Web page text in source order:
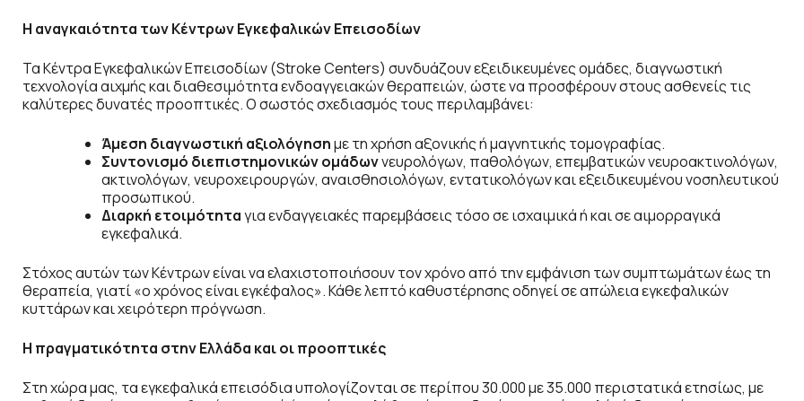
Η αναγκαιότητα των Κέντρων Εγκεφαλικών Επεισοδίων
Τα Κέντρα Εγκεφαλικών Επεισοδίων (Stroke Centers) συνδυάζουν εξειδικευμένες ομάδες, διαγνωστική
τεχνολογία αιχμής και διαθεσιμότητα ενδοαγγειακών θεραπειών, ώστε να προσφέρουν στους ασθενείς τις
καλύτερες δυνατές προοπτικές. Ο σωστός σχεδιασμός τους περιλαμβάνει:
Άμεση διαγνωστική αξιολόγησημε τη χρήση αξονικής ή μαγνητικής τομογραφίας.
Συντονισμό διεπιστημονικών ομάδωννευρολόγων, παθολόγων, επεμβατικών νευροακτινολόγων,
ακτινολόγων, νευροχειρουργών, αναισθησιολόγων, εντατικολόγων και εξειδικευμένου νοσηλευτικού
προσωπικού.
Διαρκή ετοιμότηταγια ενδαγγειακές παρεμβάσεις τόσο σε ισχαιμικά ή και σε αιμορραγικά
εγκεφαλικά.
Στόχος αυτών των Κέντρων είναι να ελαχιστοποιήσουν τον χρόνο από την εμφάνιση των συμπτωμάτων έως τη
θεραπεία, γιατί «ο χρόνος είναι εγκέφαλος». Κάθε λεπτό καθυστέρησης οδηγεί σε απώλεια εγκεφαλικών
κυττάρων και χειρότερη πρόγνωση.
Η πραγματικότητα στην Ελλάδα και οι προοπτικές
Στη χώρα μας, τα εγκεφαλικά επεισόδια υπολογίζονται σε περίπου 30.000 με 35.000 περιστατικά ετησίως, με